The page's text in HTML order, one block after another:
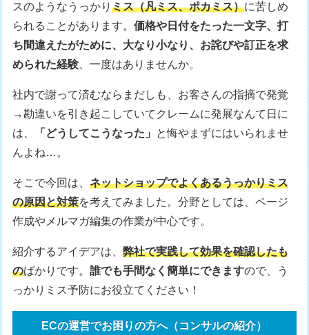
スのようなうっかりミス（凡ミス、ポカミス）に苦しめ
られることがあります。価格や日付をたった一文字、打
ち間違えたがために、大なり小なり、お詫びや訂正を求
められた経験 、一度はありませんか。
社内で謝って済むならまだしも、お客さんの指摘で発覚
→勘違いを引き起こしていてクレームに発展なんて日に
は、
「どうしてこうなった」 と悔やまずにはいられませ
んよね…。
そこで今回は、ネットショップでよくあるうっかりミス
の原因と対策を考えてみました。分野としては、ページ
作成やメルマガ編集の作業が中心です。
紹介するアイデアは、弊社で実践して効果を確認したも
のばかりです。誰でも手間なく簡単にできますので、う
っかりミス予防にお役立てください！
ECの運営でお困りの方へ（コンサルの紹介）